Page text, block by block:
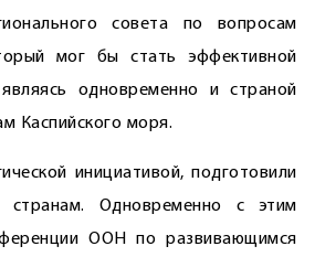
совета по вопросам
мог бы стать эффективной
одновременно и страной
Каспийского моря.
инициативой, подготовили
странам. Одновременно с этим
ООН по развивающимся